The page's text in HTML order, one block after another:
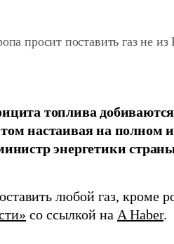
просит поставить газ не из
топлива
настаивая на полном
энергетики
любой газ, кроме
со ссылкой на A Haber.